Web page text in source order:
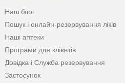
Наш блог
Пошук і онлайн-резервування ліків
Наші аптеки
Програми для клієнтів
Довідка і Служба резервування
Застосунок